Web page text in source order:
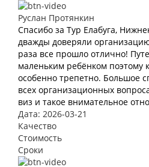
Руслан Протянкин
Спасибо за Тур Елабуга,
дважды доверяли
раза все прошло отлично!
маленьким ребёнком поэтому
особенно трепетно. Большое
всех организационных
виз и такое внимательное
Дата: 2026-03-21
Качество
Стоимость
Сроки